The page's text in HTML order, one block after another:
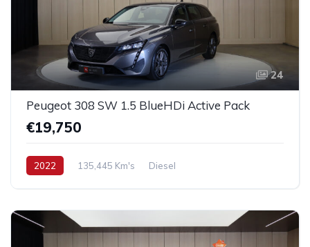
24
Peugeot 308 SW 1.5 BlueHDi Active Pack
€19,750
2022 135,445 Km's Diesel